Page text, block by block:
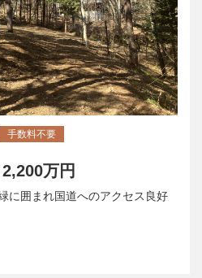
手数料不要
万円
に囲まれ国道へのアクセス良好